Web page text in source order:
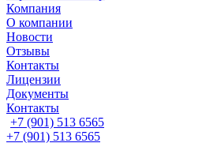
Компания
О компании
Новости
Отзывы
Контакты
Лицензии
Документы
Контакты
+7 (901) 513 6565
+7 (901) 513 6565